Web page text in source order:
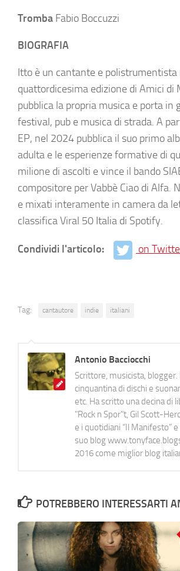
Tromba Fabio Boccuzzi
BIOGRAFIA
Itto è un cantante e
quattordicesima edizione di Amici
pubblica la propria musica e porta
festival, pub e musica di strada. A
EP, nel 2024 pubblica il suo primo
adulta e le esperienze formative di
milione di ascolti e vince il bando
compositore per Vabbè Ciao di Alfa.
e mixati interamente in camera da
classifica Viral 50 Italia di Spotify.
Condividi l'articolo: on
Tag: cantautore indie italiani
Antonio Bacciocchi
Scrittore, musicista,
cinquantina di dischi e
etc. Ha scritto una decina di
"Rock n Spor"t, Gil Scott-
e i quotidiani “Il Manifesto”
suo blog
2016 come miglior blog
POTREBBERO INTERESSARTI